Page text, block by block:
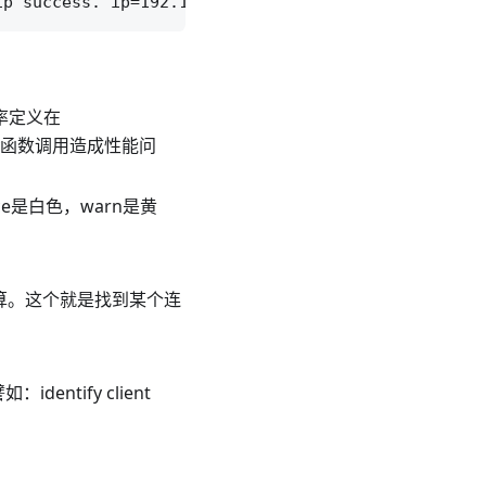
定义在
数调用造成性能问
是白色，warn是黄
这个就是找到某个连
如：identify client